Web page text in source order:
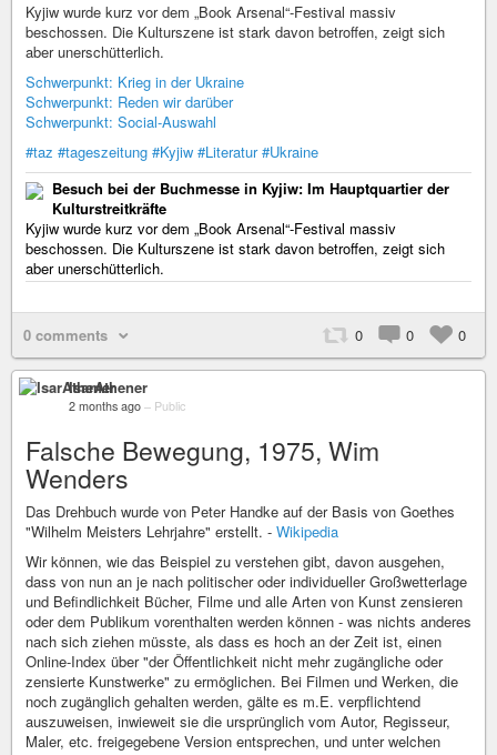
Kyjiw wurde kurz vor dem „Book Arsenal“-Festival massiv
beschossen. Die Kulturszene ist stark davon betroffen, zeigt sich
aber unerschütterlich.
Schwerpunkt: Krieg in der Ukraine
Schwerpunkt: Reden wir darüber
Schwerpunkt: Social-Auswahl
#taz #tageszeitung #Kyjiw #Literatur #Ukraine
Besuch bei der Buchmesse in Kyjiw: Im Hauptquartier der
Kulturstreitkräfte
Kyjiw wurde kurz vor dem „Book Arsenal“-Festival massiv
beschossen. Die Kulturszene ist stark davon betroffen, zeigt sich
aber unerschütterlich.
0 comments 0 0 0
IsarAthener
2 months ago – Public
Falsche Bewegung, 1975, Wim
Wenders
Das Drehbuch wurde von Peter Handke auf der Basis von Goethes
"Wilhelm Meisters Lehrjahre" erstellt. - Wikipedia
Wir können, wie das Beispiel zu verstehen gibt, davon ausgehen,
dass von nun an je nach politischer oder individueller Großwetterlage
und Befindlichkeit Bücher, Filme und alle Arten von Kunst zensieren
oder dem Publikum vorenthalten werden können - was nichts anderes
nach sich ziehen müsste, als dass es hoch an der Zeit ist, einen
Online-Index über "der Öffentlichkeit nicht mehr zugängliche oder
zensierte Kunstwerke" zu ermöglichen. Bei Filmen und Werken, die
noch zugänglich gehalten werden, gälte es m.E. verpflichtend
auszuweisen, inwieweit sie die ursprünglich vom Autor, Regisseur,
Maler, etc. freigegebene Version entsprechen, und unter welchen